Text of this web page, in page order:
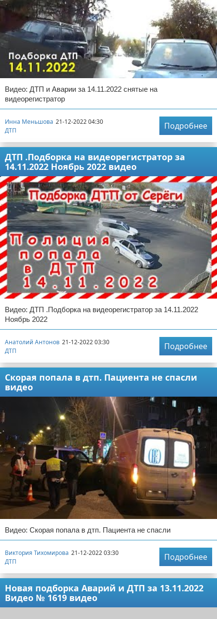
Видео: ДТП и Аварии за 14.11.2022 снятые на
видеорегистратор
Инна Меньшова 21-12-2022 04:30
ДТП
Подробнее
ДТП .Подборка на видеорегистратор за
14.11.2022 Ноябрь 2022 видео
Видео: ДТП .Подборка на видеорегистратор за 14.11.2022
Ноябрь 2022
Анатолий Антонов 21-12-2022 03:30
ДТП
Подробнее
Скорая попала в дтп. Пациента не спасли
видео
Видео: Скорая попала в дтп. Пациента не спасли
Виктория Тихомирова 21-12-2022 03:30
ДТП
Подробнее
Новая подборка Аварий и ДТП за 13.11.2022
Видео № 1619 видео